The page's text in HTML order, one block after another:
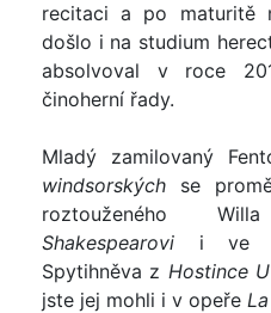
recitaci a po maturitě
došlo i na studium
absolvoval v roce
činoherní řady.
Mladý zamilovaný
windsorských se
roztouženého
Shakespearovi i ve
Spytihněva z Hostince
jste jej mohli i v opeře